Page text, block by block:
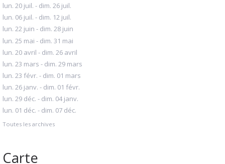
lun. 20 juil. - dim. 26 juil.
lun. 06 juil. - dim. 12 juil.
lun. 22 juin - dim. 28 juin
lun. 25 mai - dim. 31 mai
lun. 20 avril - dim. 26 avril
lun. 23 mars - dim. 29 mars
lun. 23 févr. - dim. 01 mars
lun. 26 janv. - dim. 01 févr.
lun. 29 déc. - dim. 04 janv.
lun. 01 déc. - dim. 07 déc.
Toutes les archives
Carte